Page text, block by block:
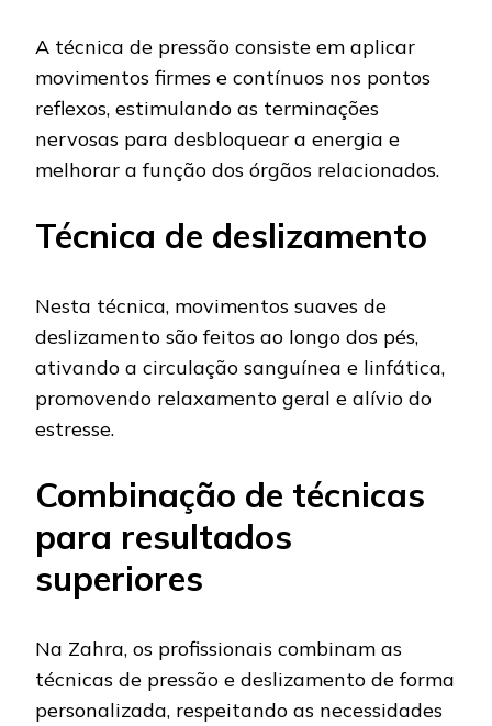
A técnica de pressão consiste em aplicar
movimentos firmes e contínuos nos pontos
reflexos, estimulando as terminações
nervosas para desbloquear a energia e
melhorar a função dos órgãos relacionados.
Técnica de deslizamento
Nesta técnica, movimentos suaves de
deslizamento são feitos ao longo dos pés,
ativando a circulação sanguínea e linfática,
promovendo relaxamento geral e alívio do
estresse.
Combinação de técnicas
para resultados
superiores
Na Zahra, os profissionais combinam as
técnicas de pressão e deslizamento de forma
personalizada, respeitando as necessidades